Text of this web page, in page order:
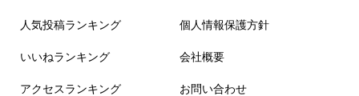
人気投稿ランキング
いいねランキング
アクセスランキング
個人情報保護方針
会社概要
お問い合わせ